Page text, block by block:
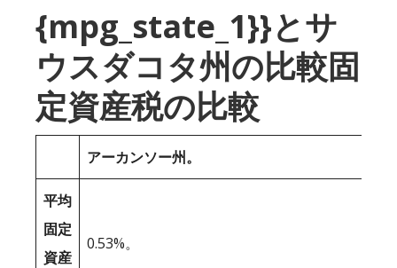
{mpg_state_1}}とサ
ウスダコタ州の比較固
定資産税の比較
アーカンソー州。
平均
固定
資産
0.53%。